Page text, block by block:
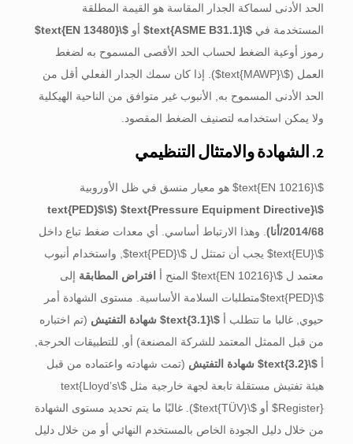
الحد الأدنى لسماكة الجدار المقاسة هو القيمة المطلقة
المستخدمة في $\text{ASME B31.1}$ أو $\text{EN 13480}$
رموز أوعية الضغط لحساب الحد الأقصى المسموح به لضغط
العمل ($\text{MAWP}$
). إذا كان سمك الجدار الفعلي أقل من
الحد الأدنى المسموح به, الأنبوب غير متوافق من الناحية الهيكلية
ولا يمكن استخدامه لتصنيف الضغط المقصود.
2. الشهادة والامتثال التنظيمي
$\text{EN 10216}$
هو معيار منسق في ظل الأوروبية
$\text{Pressure Equipment Directive}$
(
$\text{PED}$
2014/68/أنا)
. وهذا الارتباط أساسي. أي معدات ضغط تباع داخل
$\text{EU}$
يجب أن تمتثل ل $\text{PED}$
, واستخدام أنبوب
معتمد ل $\text{EN 10216}$ المنح أ افتراض المطابقة إلى
$\text{PED}$
متطلبات السلامة الأساسية. مستوى الشهادة أمر
حيوي, غالبا ما تتطلب أ $\text{3.1}$ شهادة التفتيش (تم اختباره
من قبل الممثل المعتمد للشركة المصنعة) أو, للتطبيقات الحرجة,
أ $\text{3.2}$ شهادة التفتيش (تمت شهادته واعتماده من قبل
هيئة تفتيش مستقلة تابعة لجهة خارجية مثل
$\text{Lloyd’s
Register}$ أو $\text{TÜV}$
). غالبًا ما يتم تحديد مستوى الشهادة
من خلال دليل الجودة الخاص بالمستخدم النهائي أو من خلال دليل